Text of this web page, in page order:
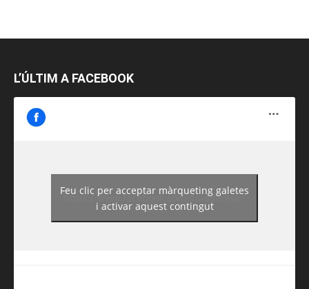
L’ÚLTIM A FACEBOOK
https://www.facebook.com/guiadereus/
Feu clic per acceptar màrqueting galetes
i activar aquest contingut